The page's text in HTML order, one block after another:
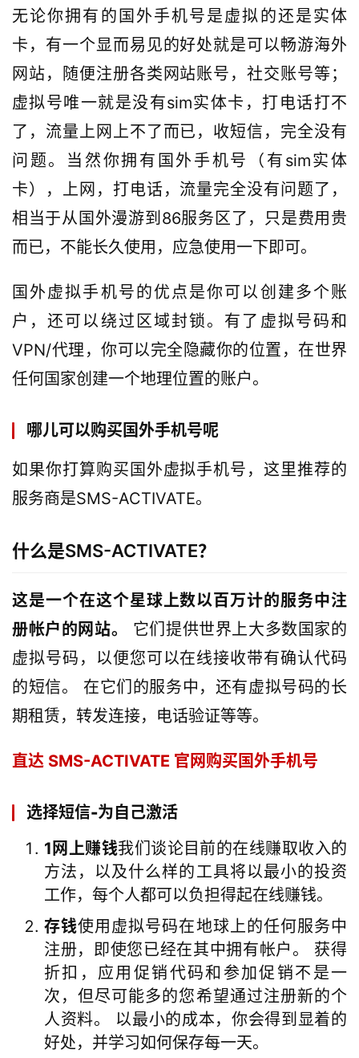
无论你拥有的国外手机号是虚拟的还是实体
卡，有一个显而易见的好处就是可以畅游海外
网站，随便注册各类网站账号，社交账号等；
虚拟号唯一就是没有sim实体卡，打电话打不
了，流量上网上不了而已，收短信，完全没有
问题。当然你拥有国外手机号（有sim实体
卡），上网，打电话，流量完全没有问题了，
相当于从国外漫游到86服务区了，只是费用贵
而已，不能长久使用，应急使用一下即可。
国外虚拟手机号的优点是你可以创建多个账
户，还可以绕过区域封锁。有了虚拟号码和
VPN/代理，你可以完全隐藏你的位置，在世界
任何国家创建一个地理位置的账户。
哪儿可以购买国外手机号呢
如果你打算购买国外虚拟手机号，这里推荐的
服务商是SMS-ACTIVATE。
什么是SMS-ACTIVATE？
这是一个在这个星球上数以百万计的服务中注
册帐户的网站。
它们提供世界上大多数国家的
虚拟号码，以便您可以在线接收带有确认代码
的短信。 在它们的服务中，还有虚拟号码的长
期租赁，转发连接，电话验证等等。
直达 SMS-ACTIVATE 官网购买国外手机号
选择短信-为自己激活
1网上赚钱我们谈论目前的在线赚取收入的
方法，以及什么样的工具将以最小的投资
工作，每个人都可以负担得起在线赚钱。
存钱使用虚拟号码在地球上的任何服务中
注册，即使您已经在其中拥有帐户。 获得
折扣，应用促销代码和参加促销不是一
次，但尽可能多的您希望通过注册新的个
人资料。 以最小的成本，你会得到显着的
好处，并学习如何保存每一天。